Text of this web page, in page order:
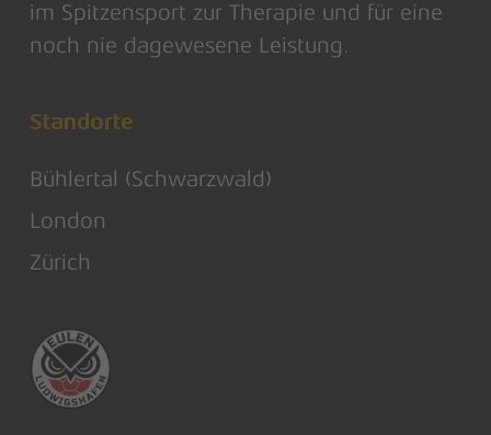
im Spitzensport zur Therapie und für eine
noch nie dagewesene Leistung.
Standorte
Bühlertal (Schwarzwald)
London
Zürich